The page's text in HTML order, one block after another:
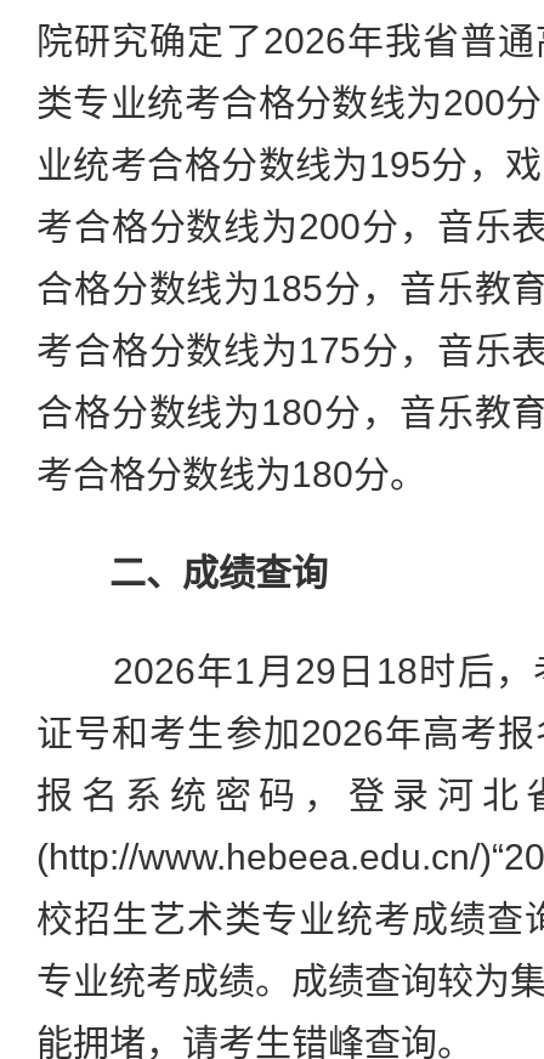
院研究确定了2026年我省普
类专业统考合格分数线为200
业统考合格分数线为195分，
考合格分数线为200分，音乐
合格分数线为185分，音乐教
考合格分数线为175分，音乐
合格分数线为180分，音乐教
考合格分数线为180分。
二、成绩查询
2026年1月29日18时后，
证号和考生参加2026年高考
报名系统密码，登录河北
(http://www.hebeea.edu.cn/
校招生艺术类专业统考成绩查
专业统考成绩。成绩查询较为
能拥堵，请考生错峰查询。